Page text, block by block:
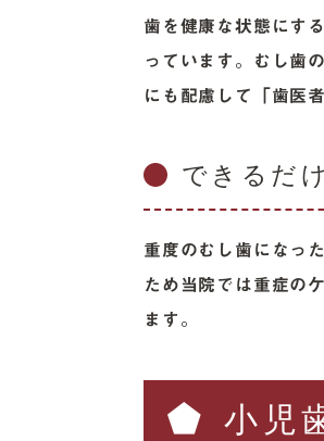
歯を健康な状態にす
っています。むし歯
にも配慮して「歯医
できるだ
重度のむし歯になっ
ため当院では重症の
ます。
小児